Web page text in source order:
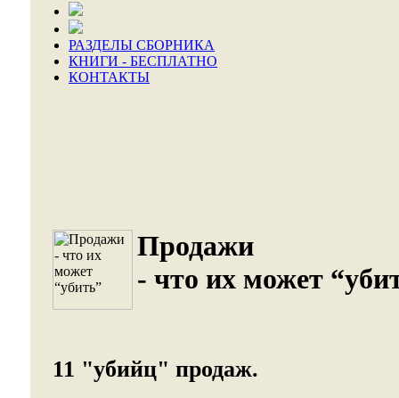
РАЗДЕЛЫ СБОРНИКА
КНИГИ - БЕСПЛАТНО
КОНТАКТЫ
Продажи
- что их может
11 "убийц" продаж.